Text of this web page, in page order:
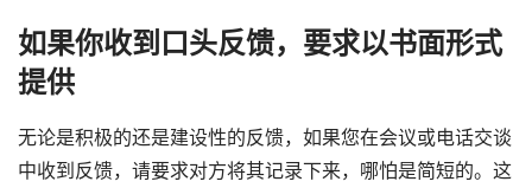
如果你收到口头反馈，要求以书面形式
提供
无论是积极的还是建设性的反馈，如果您在会议或电话交谈
中收到反馈，请要求对方将其记录下来，哪怕是简短的。这